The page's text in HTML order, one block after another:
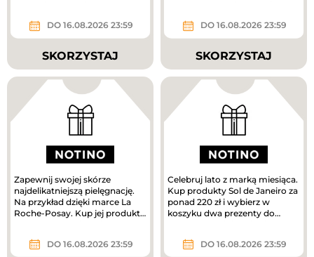
DO 16.08.2026 23:59
SKORZYSTAJ
DO 16.08.2026 23:59
SKORZYSTAJ
Zapewnij swojej skórze
najdelikatniejszą pielęgnację.
Na przykład dzięki marce La
Roche-Posay. Kup jej produkty
DO 16.08.2026 23:59
Celebruj lato z marką miesiąca.
Kup produkty Sol de Janeiro za
ponad 220 zł i wybierz w
koszyku dwa prezenty do
DO 16.08.2026 23:59